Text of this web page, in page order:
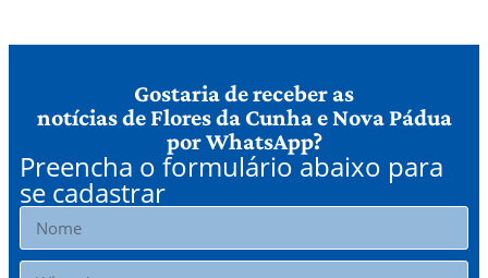
Gostaria de receber as
notícias de Flores da Cunha e Nova Pádua
por WhatsApp?
Preencha o formulário abaixo para
se cadastrar